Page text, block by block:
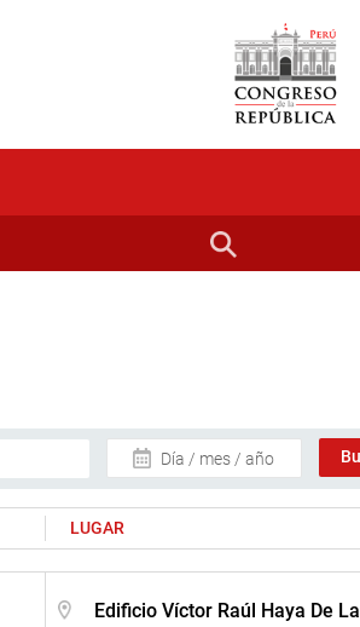
Día / mes / año
LUGAR
Edificio Víctor Raúl Haya De La